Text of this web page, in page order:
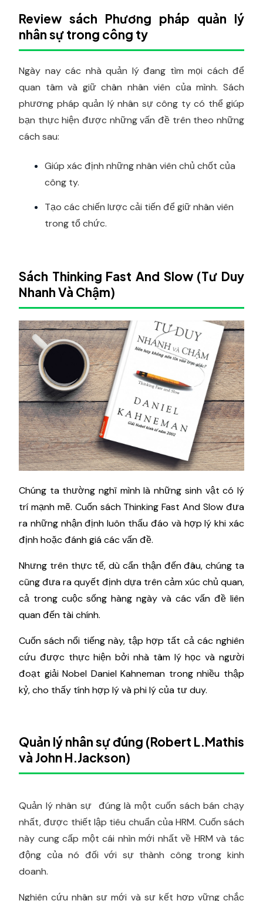
Review sách Phương pháp quản lý
nhân sự trong công ty
Ngày nay các nhà quản lý đang tìm mọi cách để
quan tâm và giữ chân nhân viên của mình. Sách
phương pháp quản lý nhân sự công ty có thể giúp
bạn thực hiện được những vấn đề trên theo những
cách sau:
Giúp xác định những nhân viên chủ chốt của
công ty.
Tạo các chiến lược cải tiến để giữ nhân viên
trong tổ chức.
Sách Thinking Fast And Slow (Tư Duy
Nhanh Và Chậm)
Chúng ta thường nghĩ mình là những sinh vật có lý
trí mạnh mẽ. Cuốn sách Thinking Fast And Slow đưa
ra những nhận định luôn thấu đáo và hợp lý khi xác
định hoặc đánh giá các vấn đề.
Nhưng trên thực tế, dù cẩn thận đến đâu, chúng ta
cũng đưa ra quyết định dựa trên cảm xúc chủ quan,
cả trong cuộc sống hàng ngày và các vấn đề liên
quan đến tài chính.
Cuốn sách nổi tiếng này, tập hợp tất cả các nghiên
cứu được thực hiện bởi nhà tâm lý học và người
đoạt giải Nobel Daniel Kahneman trong nhiều thập
kỷ, cho thấy tính hợp lý và phi lý của tư duy.
Quản lý nhân sự đúng (Robert L.Mathis
và John H.Jackson)